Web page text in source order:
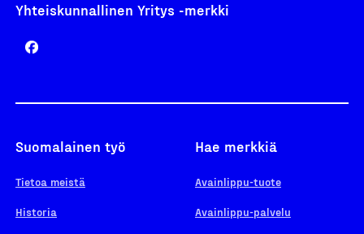
Yhteiskunnallinen Yritys -merkki
Suomalainen työ
Tietoa meistä
Historia
Hae merkkiä
Avainlippu-tuote
Avainlippu-palvelu